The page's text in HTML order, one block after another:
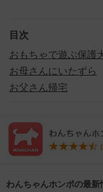
目次
おもちゃで遊ぶ保護
お母さんにいたずら
お父さん帰宅
わんちゃんホンポの最新